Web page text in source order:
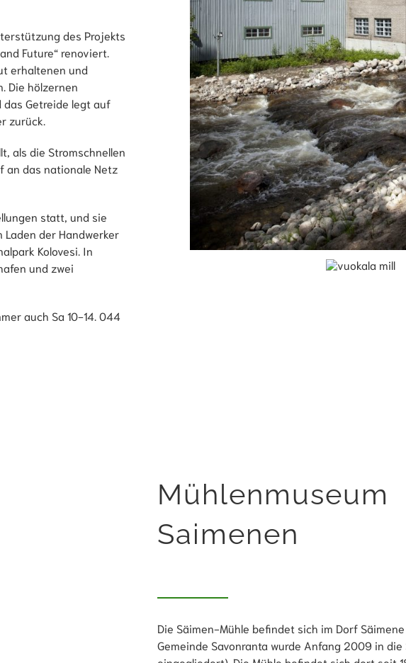
des Projekts
Future“ renoviert.
erhaltenen und
Die hölzernen
das Getreide legt auf
zurück.
als die Stromschnellen
an das nationale Netz
statt, und sie
der Handwerker
Kolovesi. In
und zwei
auch Sa 10-14. 044
Mühlenmuseum
Saimenen
Die Säimen-Mühle befindet sich im Dorf
Gemeinde Savonranta wurde Anfang 2009 in die